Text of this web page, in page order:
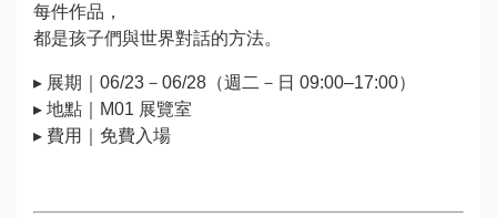
每件作品，
都是孩子們與世界對話的方法。
▸ 展期｜06/23－06/28（週二－日 09:00–17:00）
▸ 地點｜M01 展覽室
▸ 費用｜免費入場